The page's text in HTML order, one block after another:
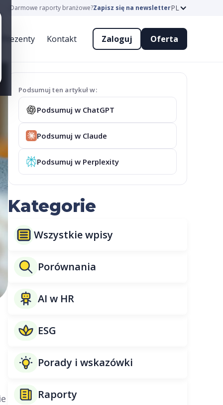
Darmowe raporty branżowe?Zapisz się na newsletterPL
Prezenty Kontakt Zaloguj Oferta
Podsumuj ten artykuł w:
Podsumuj w ChatGPT
Podsumuj w Claude
Podsumuj w Perplexity
Kategorie
Wszystkie wpisy
Porównania
AI w HR
ESG
Porady i wskazówki
Raporty